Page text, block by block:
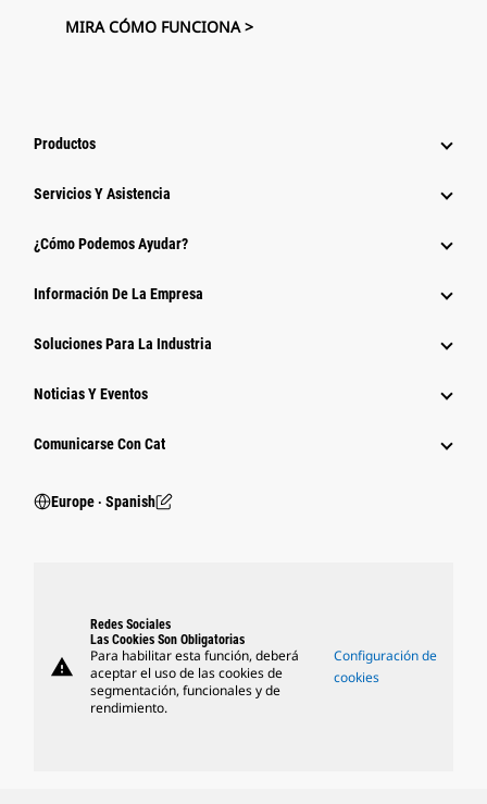
MIRA CÓMO FUNCIONA >
Productos
Servicios Y Asistencia
¿Cómo Podemos Ayudar?
Información De La Empresa
Soluciones Para La Industria
Noticias Y Eventos
Comunicarse Con Cat
Europe ‧ Spanish
warning
Redes Sociales
Las Cookies Son Obligatorias
Para habilitar esta función, deberá
aceptar el uso de las cookies de
segmentación, funcionales y de
rendimiento.
Configuración de
cookies